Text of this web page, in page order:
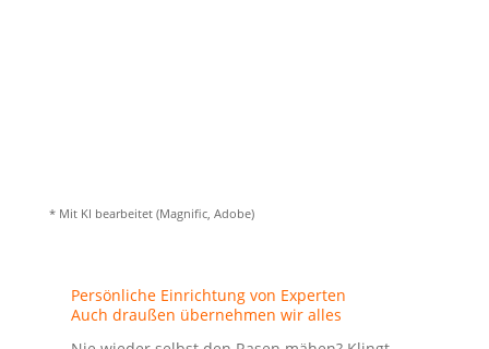
* Mit KI bear­bei­tet (Magni­fic, Adobe)
Per­sön­li­che Ein­rich­tung von Exper­ten
Auch drau­ßen über­neh­men wir alles